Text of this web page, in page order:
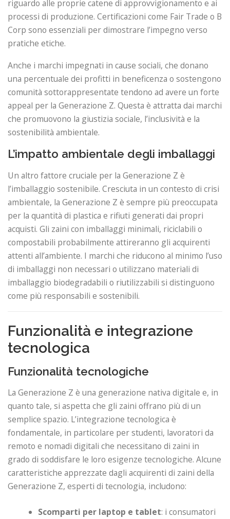
riguardo alle proprie catene di approvvigionamento e ai
processi di produzione. Certificazioni come Fair Trade o B
Corp sono essenziali per dimostrare l’impegno verso
pratiche etiche.
Anche i marchi impegnati in cause sociali, che donano
una percentuale dei profitti in beneficenza o sostengono
comunità sottorappresentate tendono ad avere un forte
appeal per la Generazione Z. Questa è attratta dai marchi
che promuovono la giustizia sociale, l’inclusività e la
sostenibilità ambientale.
L’impatto ambientale degli imballaggi
Un altro fattore cruciale per la Generazione Z è
l’imballaggio sostenibile. Cresciuta in un contesto di crisi
ambientale, la Generazione Z è sempre più preoccupata
per la quantità di plastica e rifiuti generati dai propri
acquisti. Gli zaini con imballaggi minimali, riciclabili o
compostabili probabilmente attireranno gli acquirenti
attenti all’ambiente. I marchi che riducono al minimo l’uso
di imballaggi non necessari o utilizzano materiali di
imballaggio biodegradabili o riutilizzabili si distinguono
come più responsabili e sostenibili.
Funzionalità e integrazione
tecnologica
Funzionalità tecnologiche
La Generazione Z è una generazione nativa digitale e, in
quanto tale, si aspetta che gli zaini offrano più di un
semplice spazio. L’integrazione tecnologica è
fondamentale, in particolare per studenti, lavoratori da
remoto e nomadi digitali che necessitano di zaini in
grado di soddisfare le loro esigenze tecnologiche. Alcune
caratteristiche apprezzate dagli acquirenti di zaini della
Generazione Z, esperti di tecnologia, includono:
Scomparti per laptop e tablet: i consumatori